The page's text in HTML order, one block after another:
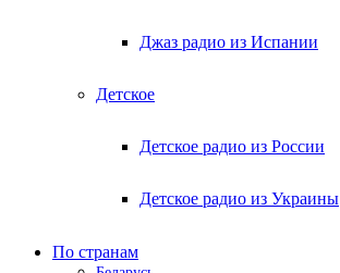
Джаз радио из Испании
Детское
Детское радио из России
Детское радио из Украины
По странам